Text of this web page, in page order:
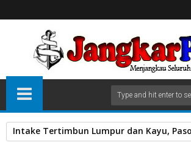
Intake Tertimbun Lumpur dan Kayu,